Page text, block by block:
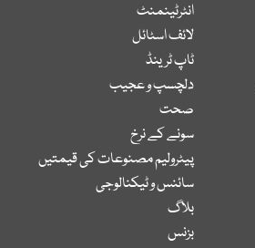
انٹرٹینمنٹ
لائف اسٹائل
ٹاپ ٹرینڈ
دلچسپ و عجیب
صحت
سونے کے نرخ
پیٹرولیم مصنوعات کی قیمتیں
سائنس و ٹیکنالوجی
بلاگ
بزنس